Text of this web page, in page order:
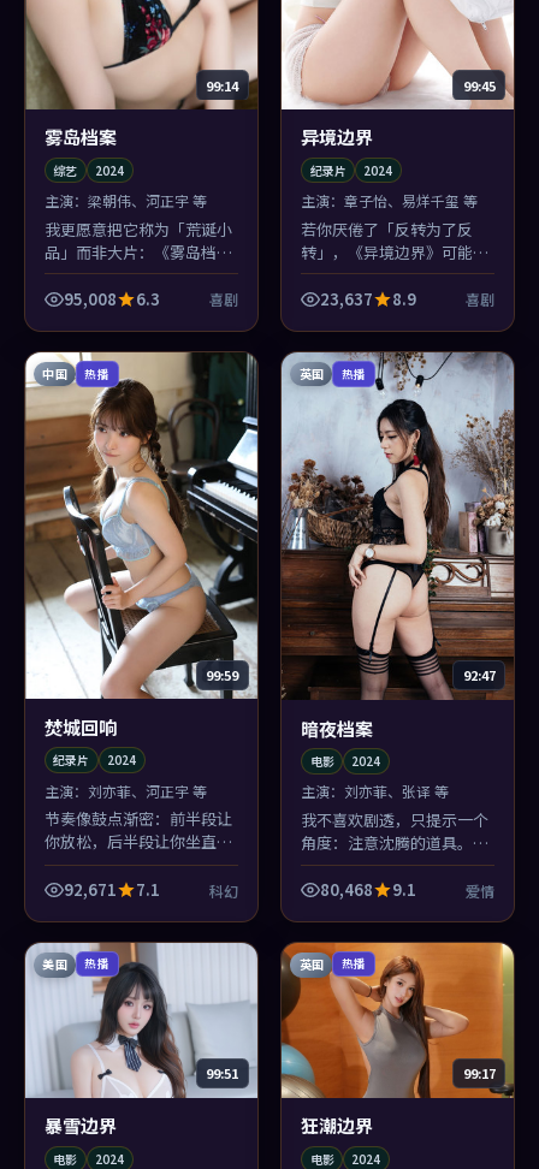
99:14
雾岛档案
综艺 2024
主演： 梁朝伟、河正宇 等
我更愿意把它称为「荒诞小
品」而非大片：《雾岛档
案》在2024年的语境里，轻
轻撕开了我们对谎言的懒惰
95,008 6.3 喜剧
99:45
异境边界
纪录片 2024
主演：章子怡、易烊千玺 等
若你厌倦了「反转为了反
转」，《异境边界》可能合
你胃口：它的反转像鞋带松
了再系紧——生活化，却更
23,637 8.9 喜剧
中国 热播
99:59
焚城回响
纪录片 2024
主演： 刘亦菲、河正宇 等
节奏像鼓点渐密：前半段让
你放松，后半段让你坐直。
《焚城回响》的科幻场面服
务于人物，而不是反过来
92,671 7.1 科幻
英国 热播
92:47
暗夜档案
电影 2024
主演：刘亦菲、张译 等
我不喜欢剧透，只提示一个
角度：注意沈腾的道具。
《暗夜档案》里每个物件都
在替爱情说话，林超贤抠细
80,468 9.1 爱情
美国 热播
99:51
暴雪边界
电影 2024
英国 热播
99:17
狂潮边界
电影 2024